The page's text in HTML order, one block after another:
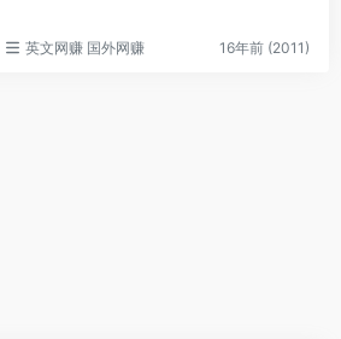
英文网赚 国外网赚 16年前 (2011)